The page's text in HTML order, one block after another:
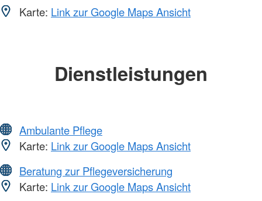
Karte: Link zur Google Maps Ansicht
Dienstleistungen
Ambulante Pflege
Karte: Link zur Google Maps Ansicht
Beratung zur Pflegeversicherung
Karte: Link zur Google Maps Ansicht